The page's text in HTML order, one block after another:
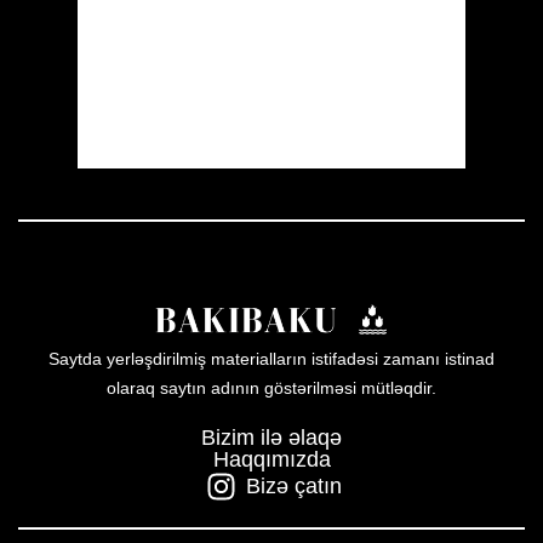
Saytda yerləşdirilmiş materialların istifadəsi zamanı istinad
olaraq saytın adının göstərilməsi mütləqdir.
Bizim ilə əlaqə
Haqqımızda
Bizə çatın